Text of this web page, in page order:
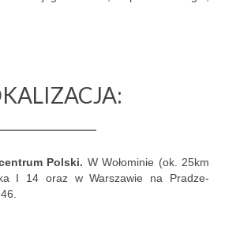
Polski. W Wołominie (ok. 25km
I 14 oraz w Warszawie na Pradze-